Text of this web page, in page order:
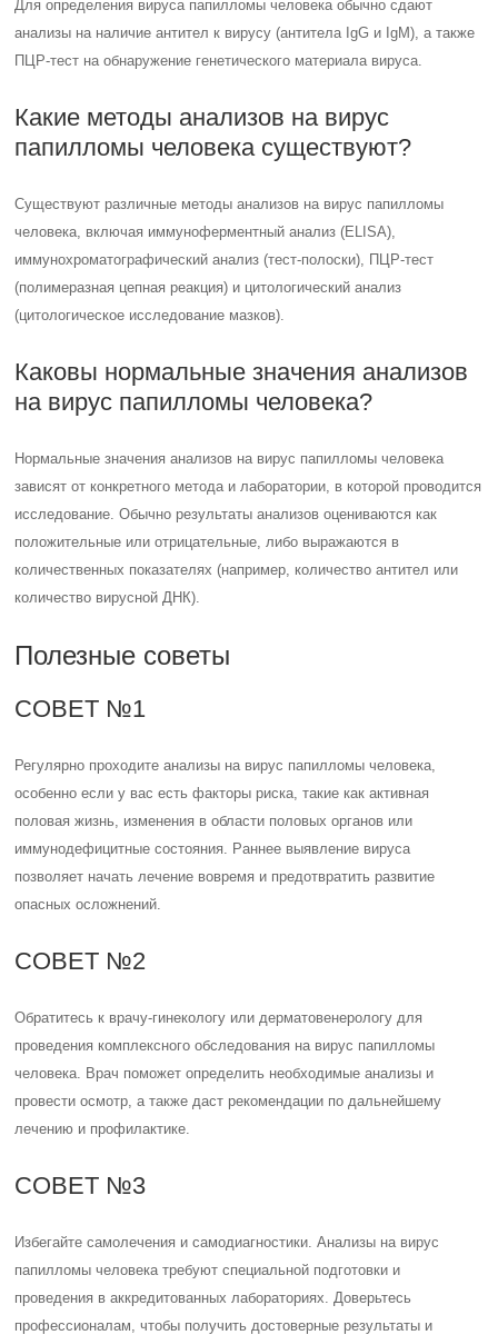
Для определения вируса папилломы человека обычно сдают
анализы на наличие антител к вирусу (антитела IgG и IgM), а также
ПЦР-тест на обнаружение генетического материала вируса.
Какие методы анализов на вирус
папилломы человека существуют?
Существуют различные методы анализов на вирус папилломы
человека, включая иммуноферментный анализ (ELISA),
иммунохроматографический анализ (тест-полоски), ПЦР-тест
(полимеразная цепная реакция) и цитологический анализ
(цитологическое исследование мазков).
Каковы нормальные значения анализов
на вирус папилломы человека?
Нормальные значения анализов на вирус папилломы человека
зависят от конкретного метода и лаборатории, в которой проводится
исследование. Обычно результаты анализов оцениваются как
положительные или отрицательные, либо выражаются в
количественных показателях (например, количество антител или
количество вирусной ДНК).
Полезные советы
СОВЕТ №1
Регулярно проходите анализы на вирус папилломы человека,
особенно если у вас есть факторы риска, такие как активная
половая жизнь, изменения в области половых органов или
иммунодефицитные состояния. Раннее выявление вируса
позволяет начать лечение вовремя и предотвратить развитие
опасных осложнений.
СОВЕТ №2
Обратитесь к врачу-гинекологу или дерматовенерологу для
проведения комплексного обследования на вирус папилломы
человека. Врач поможет определить необходимые анализы и
провести осмотр, а также даст рекомендации по дальнейшему
лечению и профилактике.
СОВЕТ №3
Избегайте самолечения и самодиагностики. Анализы на вирус
папилломы человека требуют специальной подготовки и
проведения в аккредитованных лабораториях. Доверьтесь
профессионалам, чтобы получить достоверные результаты и